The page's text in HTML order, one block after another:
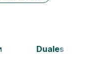
Duales Studium